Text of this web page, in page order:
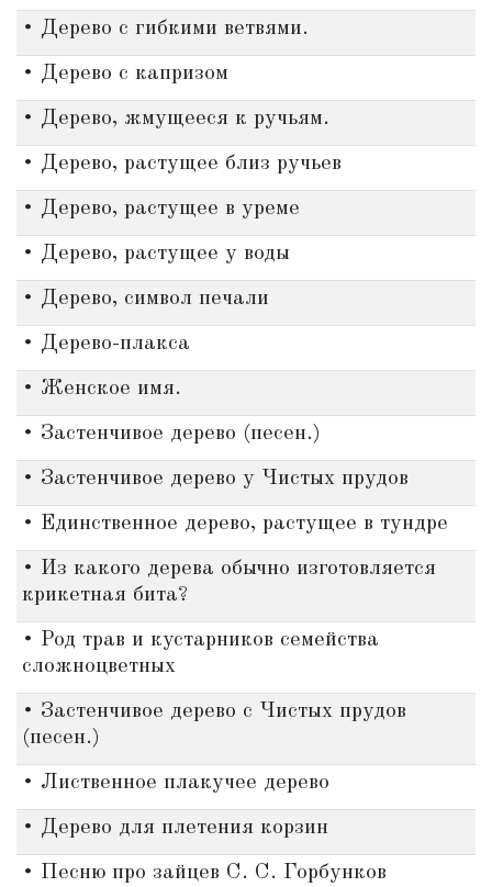
• Дерево с гибкими ветвями.
• Дерево с капризом
• Дерево, жмущееся к ручьям.
• Дерево, растущее близ ручьев
• Дерево, растущее в уреме
• Дерево, растущее у воды
• Дерево, символ печали
• Дерево-плакса
• Женское имя.
• Застенчивое дерево (песен.)
• Застенчивое дерево у Чистых прудов
• Единственное дерево, растущее в тундре
• Из какого дерева обычно изготовляется
крикетная бита?
• Род трав и кустарников семейства
сложноцветных
• Застенчивое дерево с Чистых прудов
(песен.)
• Лиственное плакучее дерево
• Дерево для плетения корзин
• Песню про зайцев С. С. Горбунков